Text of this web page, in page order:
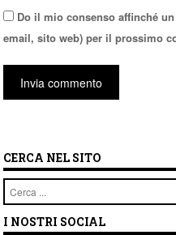
Do il mio consenso affinché
email, sito web) per il prossimo
CERCA NEL SITO
Cerca
I NOSTRI SOCIAL